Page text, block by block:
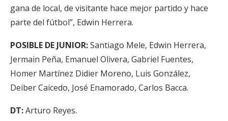
gana de local, de visitante hace mejor partido y hace
parte del fútbol”, Edwin Herrera.
POSIBLE DE JUNIOR:Santiago Mele, Edwin Herrera,
Jermain Peña, Emanuel Olivera, Gabriel Fuentes,
Homer Martínez Didier Moreno, Luis González,
Deiber Caicedo, José Enamorado, Carlos Bacca.
DT:Arturo Reyes.